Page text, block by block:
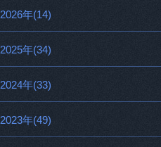
2026年(14)
2025年(34)
2024年(33)
2023年(49)